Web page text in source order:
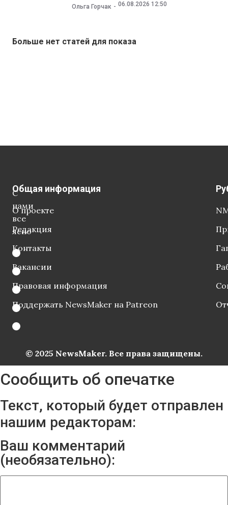
Ольга Горчак 06.08.2026 12:50
Больше нет статей для показа
С
нами
все
ясно
Общая информация
О проекте
Редакция
Контакты
Вакансии
Правовая информация
Поддержать NewsMaker на Patreon
© 2025 NewsMaker. Все права защищены.
Сообщить об опечатке
Текст, который будет отправлен
нашим редакторам:
Ваш комментарий
(необязательно):